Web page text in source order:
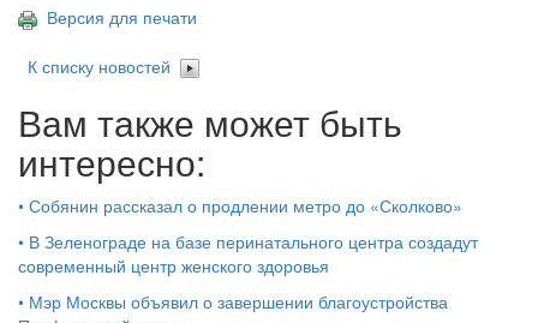
Версия для печати
К списку новостей
Вам также может быть
интересно:
• Собянин рассказал о продлении метро до «Сколково»
• В Зеленограде на базе перинатального центра создадут
современный центр женского здоровья
• Мэр Москвы объявил о завершении благоустройства